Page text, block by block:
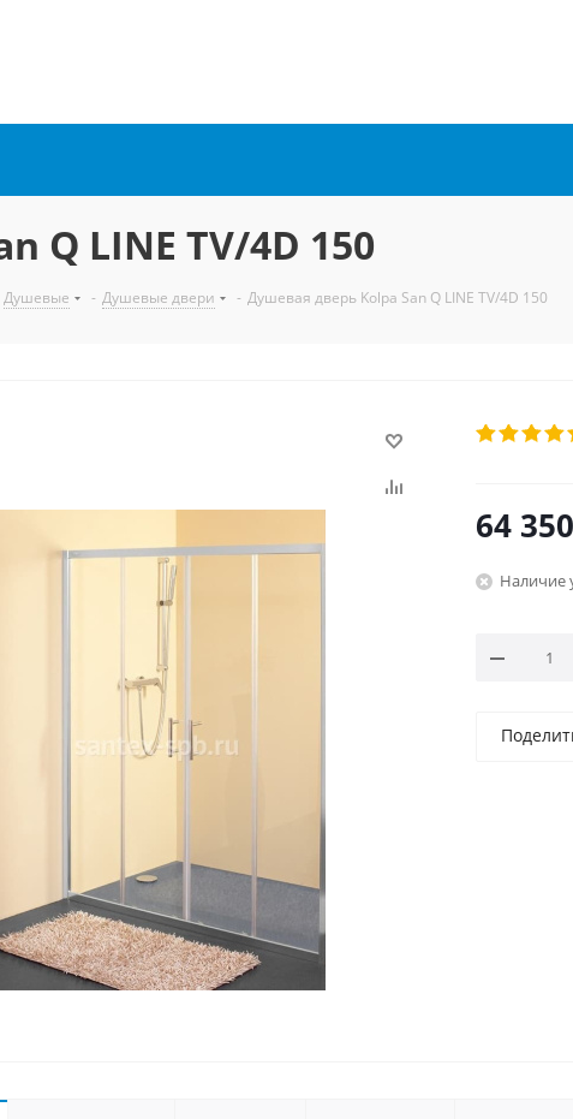
Q LINE TV/4D 150
Душевые - Душевые двери - Душевая дверь Kolpa San Q LINE TV/4D 150
64 350
Наличие